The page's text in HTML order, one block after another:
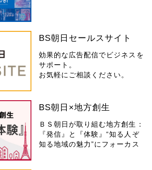
BS朝日セールスサイト
効果的な広告配信でビジネスを
サポート。
お気軽にご相談ください。
BS朝日×地方創生
ＢＳ朝日が取り組む地方創生：
『発信』と『体験』“知る人ぞ
知る地域の魅力”にフォーカス